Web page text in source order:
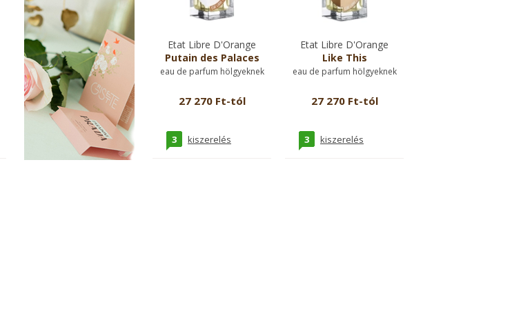
Etat Libre D'Orange
Putain des Palaces
eau de parfum hölgyeknek
27 270 Ft-tól
3 kiszerelés
Etat Libre D'Orange
Like This
eau de parfum hölgyeknek
27 270 Ft-tól
3 kiszerelés